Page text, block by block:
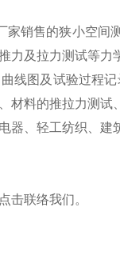
家销售的狭小空间
力及拉力测试等力
线图及试验过程
材料的推拉力测
器、轻工纺织、建
击联络我们。